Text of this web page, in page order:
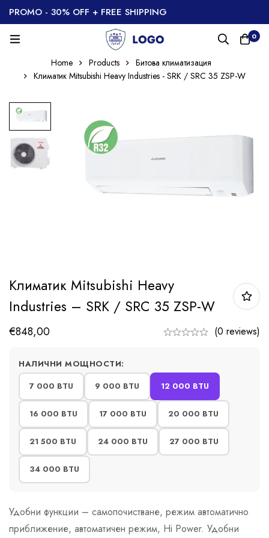
PROMO - 30% OFF + FREE SHIPPING
0
Home Products
Битова климатизация
Климатик Mitsubishi Heavy Industries - SRK / SRC 35 ZSP-W
Климатик Mitsubishi Heavy
Industries – SRK / SRC 35 ZSP-W
€848,00 (0 reviews)
НАЛИЧНИ МОЩНОСТИ:
7 000 BTU
9 000 BTU 12 000 BTU
16 000 BTU 17 000 BTU 20 000 BTU
21 500 BTU 24 000 BTU 27 000 BTU
34 000 BTU
Удобни функции – самопочистване, режим автоматично
приближение, автоматичен режим, Hi Power. Удобни